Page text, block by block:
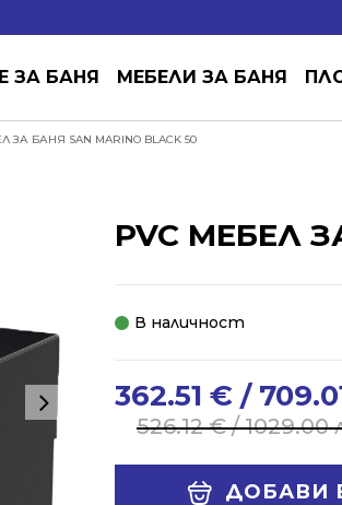
ЗА БАНЯ МЕБЕЛИ ЗА БАНЯ
ЗА БАНЯ SAN MARINO BLACK 50
PVC МЕБЕЛ
В наличност
526.12€/ 1029.00
Original
price
362.51 € /
Current
price
ДОБАВИ